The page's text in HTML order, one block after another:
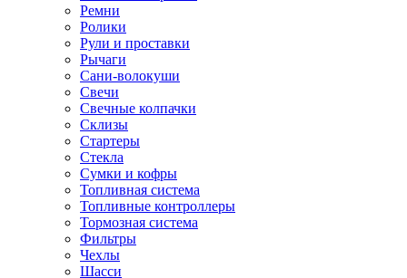
Ремни
Ролики
Рули и проставки
Рычаги
Сани-волокуши
Свечи
Свечные колпачки
Склизы
Стартеры
Стекла
Сумки и кофры
Топливная система
Топливные контроллеры
Тормозная система
Фильтры
Чехлы
Шасси